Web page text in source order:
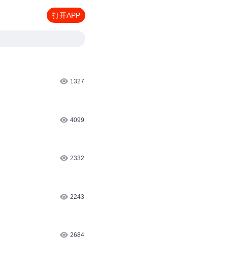
打开APP
1327
4099
2332
2243
2684